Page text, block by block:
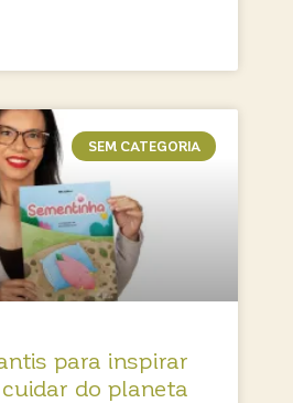
SEM CATEGORIA
para inspirar
do planeta